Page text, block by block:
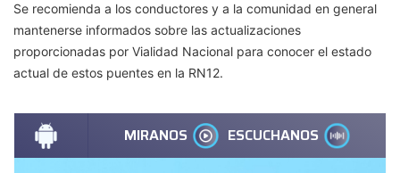
Se recomienda a los conductores y a la comunidad en general
mantenerse informados sobre las actualizaciones
proporcionadas por Vialidad Nacional para conocer el estado
actual de estos puentes en la RN12.